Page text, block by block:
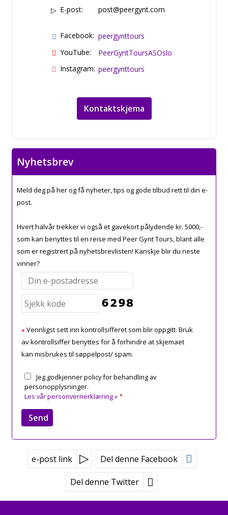
E-post: post@peergynt.com
Facebook: peergynttours
YouTube:
PeerGyntToursASOslo
Instagram: peergynttours
Kontaktskjema
Nyhetsbrev
Meld deg på her og få nyheter, tips og gode tilbud rett til din e-
post.
Hvert halvår trekker vi også et gavekort pålydende kr. 5000,-
som kan benyttes til en reise med Peer Gynt Tours, blant alle
som er registrert på nyhetsbrevlisten! Kanskje blir du neste
vinner?
Vennligst sett inn kontrollsifferet som blir oppgitt. Bruk
av kontrollsiffer benyttes for å forhindre at skjemaet
kan misbrukes til søppelpost/ spam.
Jeg godkjenner policy for behandling av
personopplysninger.
Les vår personvernerklæring » *
e-post link Del denne Facebook
Del denne Twitter